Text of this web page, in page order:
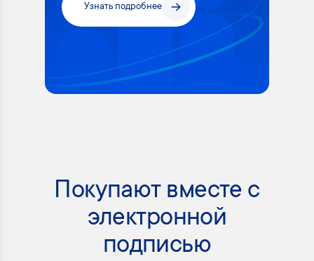
Узнать подробнее
Покупают вместе с
электронной
подписью